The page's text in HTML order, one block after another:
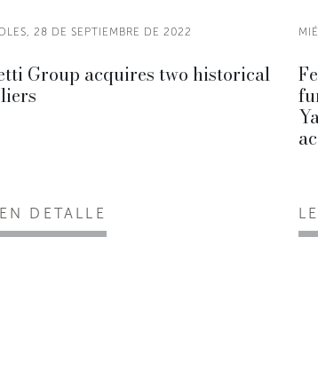
28 DE SEPTIEMBRE DE 2022
Group acquires two historical
DETALLE